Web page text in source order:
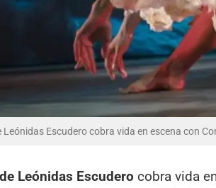
Leónidas Escudero cobra vida en escena con
Leónidas Escudero cobra vida